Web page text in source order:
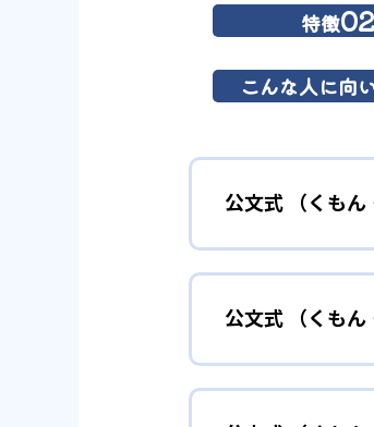
特徴02
こんな人に向
公文式 （くも
01
KUMONでは、年
確実に100点が取
できる。
公文式 （くも
小学